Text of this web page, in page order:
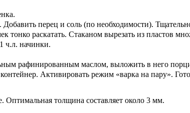
перец и соль (по необходимости).
тонко раскатать. Стаканом вырезать из пластов
ч.л. начинки.
рафинированным маслом, выложить в него
Активировать режим «варка на пару».
Оптимальная толщина составляет около 3 мм.